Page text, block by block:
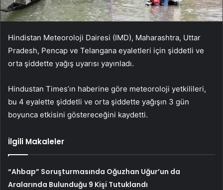
Hindistan Meteoroloji Dairesi (IMD), Maharashtra, Uttar
Pradesh, Pencap ve Telangana eyaletleri için şiddetli ve
orta şiddette yağış uyarısı yayınladı.
Hindustan Times’ın haberine göre meteoroloji yetkilileri,
bu 4 eyalette şiddetli ve orta şiddette yağışın 3 gün
boyunca etkisini göstereceğini kaydetti.
İlgili Makaleler
“Ahbap” Soruşturmasında Oğuzhan Uğur’un da
Aralarında Bulunduğu 9 Kişi Tutuklandı